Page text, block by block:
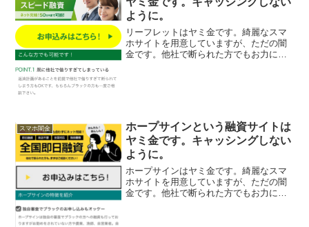
ように。
リーフレットはヤミ金です。綺麗なスマ
ホサイトを用意していますが、ただの闇
金です。他社で断られた方でもお力にな
スマホ闇金
ホープサインという融資サイトは
ヤミ金です。キャッシングしない
ように。
ホープサインはヤミ金です。綺麗なスマ
ホサイトを用意していますが、ただの闇
金です。他社で断られた方でもお力にな